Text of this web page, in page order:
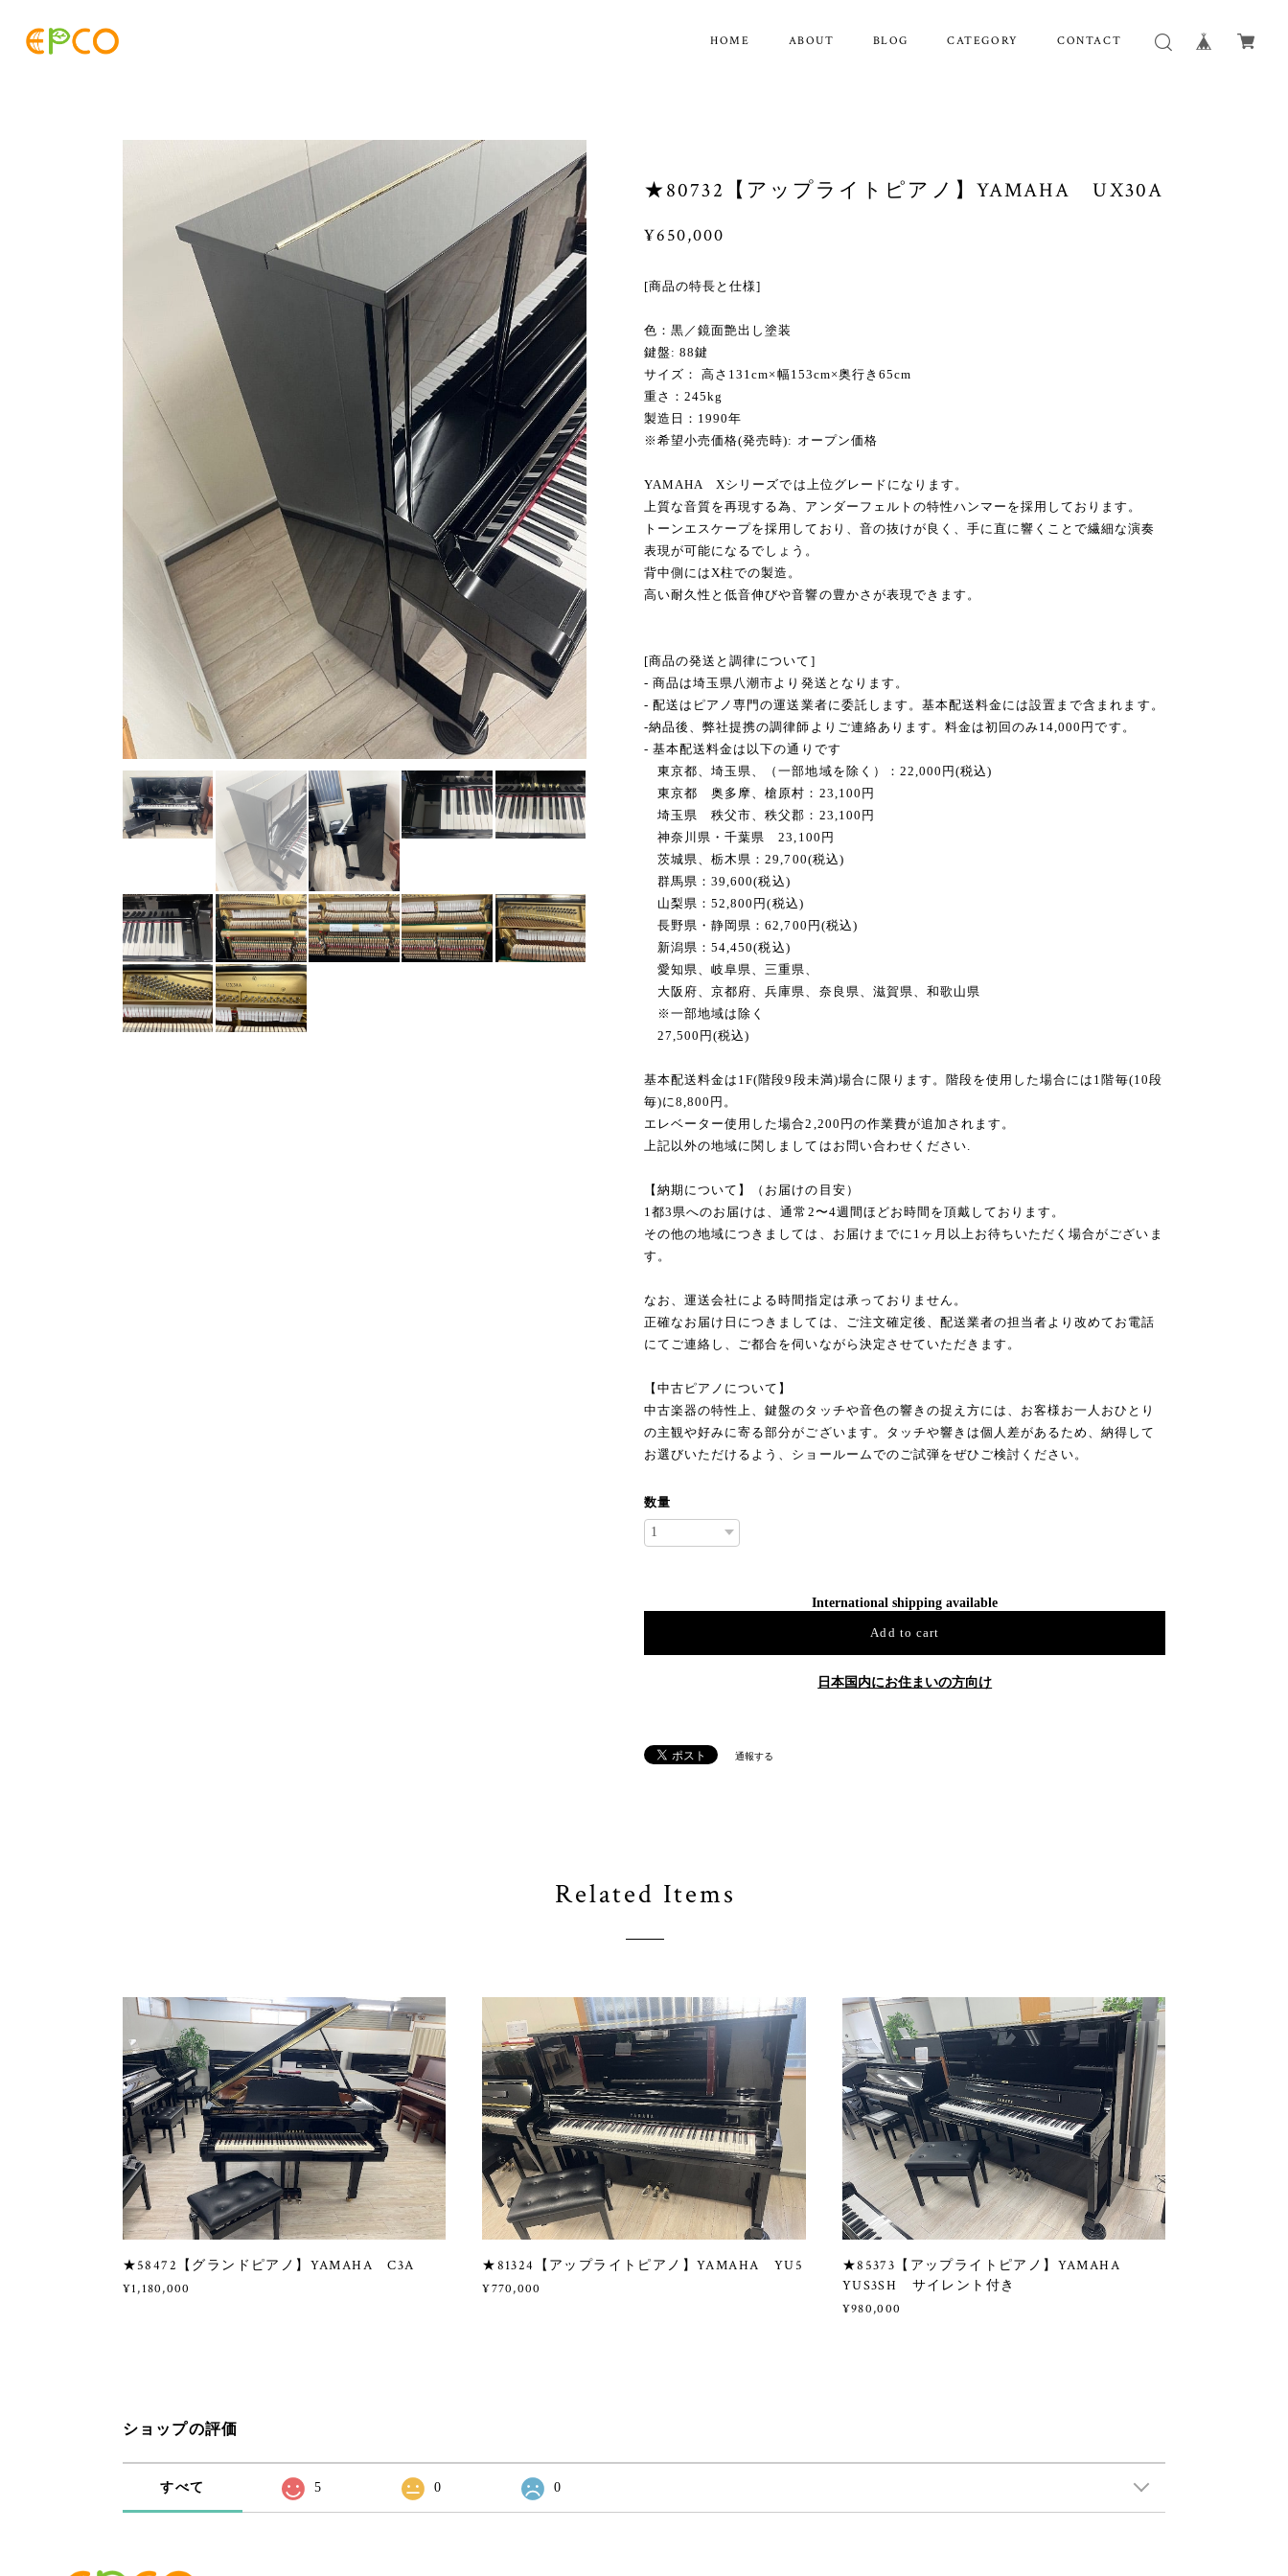
HOME ABOUT BLOG CATEGORY CONTACT
★80732【アップライトピアノ】YAMAHA UX30A
¥650,000
[商品の特長と仕様]
色：黒／鏡面艶出し塗装
鍵盤: 88鍵
サイズ： 高さ131cm×幅153cm×奥行き65cm
重さ：245kg
製造日：1990年
※希望小売価格(発売時): オープン価格
YAMAHA Xシリーズでは上位グレードになります。
上質な音質を再現する為、アンダーフェルトの特性ハンマーを採用しております。
トーンエスケープを採用しており、音の抜けが良く、手に直に響くことで繊細な演奏
表現が可能になるでしょう。
背中側にはX柱での製造。
高い耐久性と低音伸びや音響の豊かさが表現できます。
[商品の発送と調律について]
- 商品は埼玉県八潮市より発送となります。
- 配送はピアノ専門の運送業者に委託します。基本配送料金には設置まで含まれます。
-納品後、弊社提携の調律師よりご連絡あります。料金は初回のみ14,000円です。
- 基本配送料金は以下の通りです
東京都、埼玉県、（一部地域を除く）：22,000円(税込)
東京都 奥多摩、槍原村：23,100円
埼玉県 秩父市、秩父郡：23,100円
神奈川県・千葉県 23,100円
茨城県、栃木県：29,700(税込)
群馬県：39,600(税込)
山梨県：52,800円(税込)
長野県・静岡県：62,700円(税込)
新潟県：54,450(税込)
愛知県、岐阜県、三重県、
大阪府、京都府、兵庫県、奈良県、滋賀県、和歌山県
※一部地域は除く
27,500円(税込)
基本配送料金は1F(階段9段未満)場合に限ります。階段を使用した場合には1階毎(10段
毎)に8,800円。
エレベーター使用した場合2,200円の作業費が追加されます。
上記以外の地域に関しましてはお問い合わせください.
【納期について】（お届けの目安）
1都3県へのお届けは、通常2〜4週間ほどお時間を頂戴しております。
その他の地域につきましては、お届けまでに1ヶ月以上お待ちいただく場合がございま
す。
なお、運送会社による時間指定は承っておりません。
正確なお届け日につきましては、ご注文確定後、配送業者の担当者より改めてお電話
にてご連絡し、ご都合を伺いながら決定させていただきます。
【中古ピアノについて】
中古楽器の特性上、鍵盤のタッチや音色の響きの捉え方には、お客様お一人おひとり
の主観や好みに寄る部分がございます。タッチや響きは個人差があるため、納得して
お選びいただけるよう、ショールームでのご試弾をぜひご検討ください。
数量
International shipping available
Add to cart
日本国内にお住まいの方向け
通報する
Related Items
★58472【グランドピアノ】YAMAHA C3A
¥1,180,000
★81324【アップライトピアノ】YAMAHA YU5
¥770,000
★85373【アップライトピアノ】YAMAHA
YUS3SH サイレント付き
¥980,000
ショップの評価
すべて 5 0 0